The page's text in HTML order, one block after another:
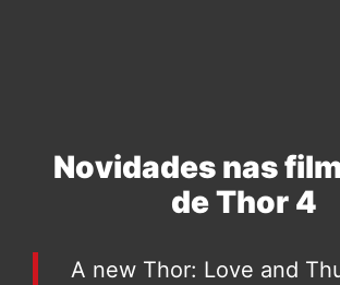
Novidades nas
de Thor 4
A new Thor: Love and